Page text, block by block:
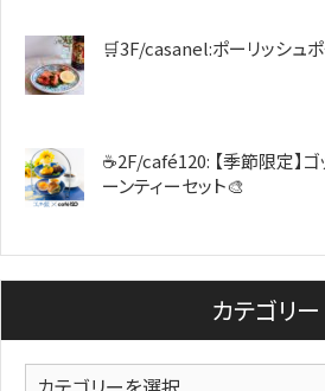
🛒3F/casanel:ポーリッシュ
☕2F/café120: 【季節限定】ゴ
ーンティーセット🎨
カテゴリー
カ